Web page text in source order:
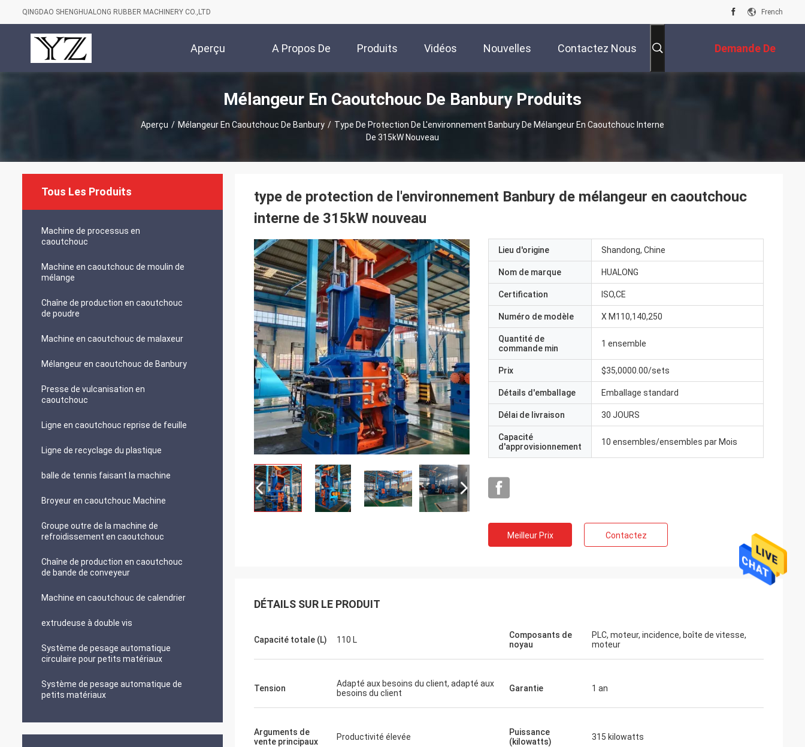
QINGDAO SHENGHUALONG RUBBER MACHINERY CO.,LTD French
Aperçu A Propos De
Nous
Produits Vidéos Nouvelles Contactez Nous Demande De
Soumission
Mélangeur En Caoutchouc De Banbury Produits
Aperçu / Mélangeur En Caoutchouc De Banbury / Type De Protection De L'environnement Banbury De Mélangeur En Caoutchouc Interne
De 315kW Nouveau
Tous Les Produits
Machine de processus en
caoutchouc
Machine en caoutchouc de moulin de
mélange
Chaîne de production en caoutchouc
de poudre
Machine en caoutchouc de malaxeur
Mélangeur en caoutchouc de Banbury
Presse de vulcanisation en
caoutchouc
Ligne en caoutchouc reprise de feuille
Ligne de recyclage du plastique
balle de tennis faisant la machine
Broyeur en caoutchouc Machine
Groupe outre de la machine de
refroidissement en caoutchouc
Chaîne de production en caoutchouc
de bande de conveyeur
Machine en caoutchouc de calendrier
extrudeuse à double vis
Système de pesage automatique
circulaire pour petits matériaux
Système de pesage automatique de
petits matériaux
type de protection de l'environnement Banbury de mélangeur en caoutchouc
interne de 315kW nouveau
Lieu d'origine Shandong, Chine
Nom de marque HUALONG
Certification ISO,CE
Numéro de modèle X M110,140,250
Quantité de
commande min
1 ensemble
Prix $35,0000.00/sets
Détails d'emballage Emballage standard
Délai de livraison 30 JOURS
Capacité
d'approvisionnement
10 ensembles/ensembles par Mois
Meilleur Prix Contactez
DÉTAILS SUR LE PRODUIT
Capacité totale (L) 110 L
Composants de
noyau
PLC, moteur, incidence, boîte de vitesse,
moteur
Tension
Adapté aux besoins du client, adapté aux
besoins du client
Garantie 1 an
Arguments de
vente principaux
Productivité élevée
Puissance
(kilowatts)
315 kilowatts